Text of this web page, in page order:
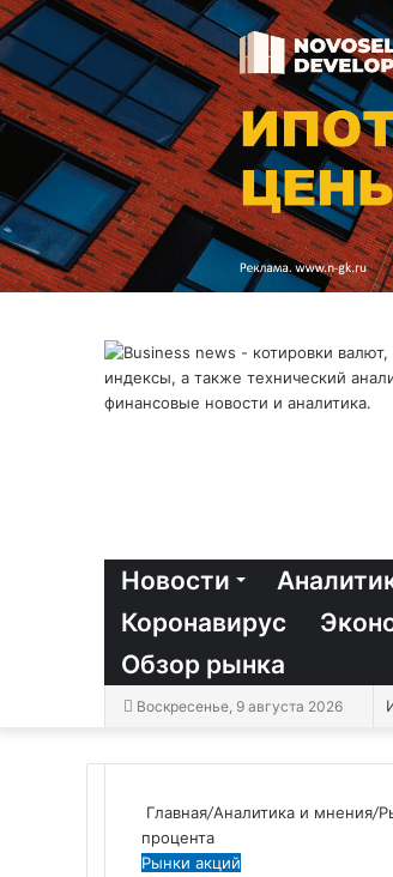
Новости
Коронавирус
Обзор рынка
Воскресенье, 9 августа 2026
Главная/Аналитика и мнения/
процента
Рынки акций